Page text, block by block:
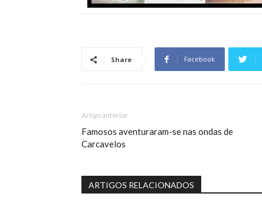
Share Facebook
Artigo anterior
Famosos aventuraram-se nas ondas de
Carcavelos
ARTIGOS RELACIONADOS